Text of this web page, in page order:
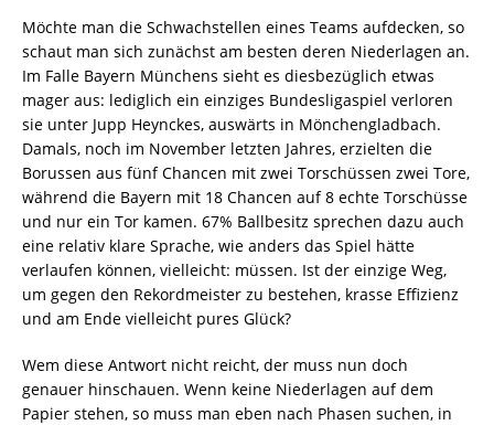
Möchte man die Schwachstellen eines Teams aufdecken, so
schaut man sich zunächst am besten deren Niederlagen an.
Im Falle Bayern Münchens sieht es diesbezüglich etwas
mager aus: lediglich ein einziges Bundesligaspiel verloren
sie unter Jupp Heynckes, auswärts in Mönchengladbach.
Damals, noch im November letzten Jahres, erzielten die
Borussen aus fünf Chancen mit zwei Torschüssen zwei Tore,
während die Bayern mit 18 Chancen auf 8 echte Torschüsse
und nur ein Tor kamen. 67% Ballbesitz sprechen dazu auch
eine relativ klare Sprache, wie anders das Spiel hätte
verlaufen können, vielleicht: müssen. Ist der einzige Weg,
um gegen den Rekordmeister zu bestehen, krasse Effizienz
und am Ende vielleicht pures Glück?
Wem diese Antwort nicht reicht, der muss nun doch
genauer hinschauen. Wenn keine Niederlagen auf dem
Papier stehen, so muss man eben nach Phasen suchen, in